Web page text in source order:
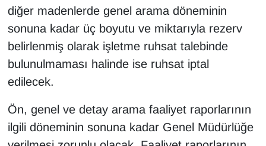
diğer madenlerde genel arama döneminin
sonuna kadar üç boyutu ve miktarıyla rezerv
belirlenmiş olarak işletme ruhsat talebinde
bulunulmaması halinde ise ruhsat iptal
edilecek.
Ön, genel ve detay arama faaliyet raporlarının
ilgili döneminin sonuna kadar Genel Müdürlüğe